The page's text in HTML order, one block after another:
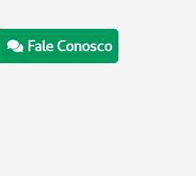
Fale Conosco